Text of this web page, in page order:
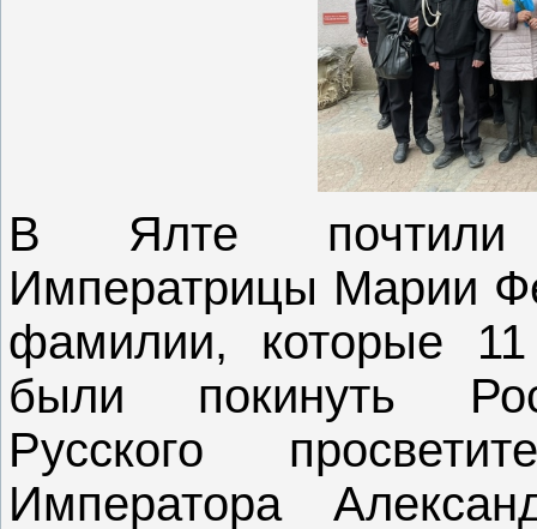
В Ялте почтили
Императрицы Марии
фамилии, которые
были покинуть
Русского
Императора